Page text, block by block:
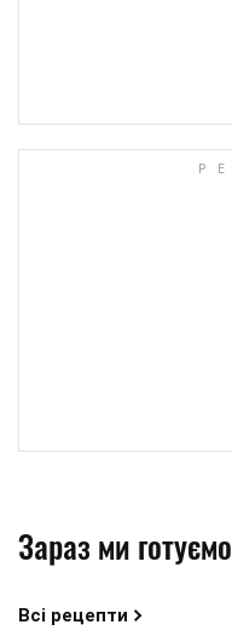
Зараз ми готуємо
Всі рецепти